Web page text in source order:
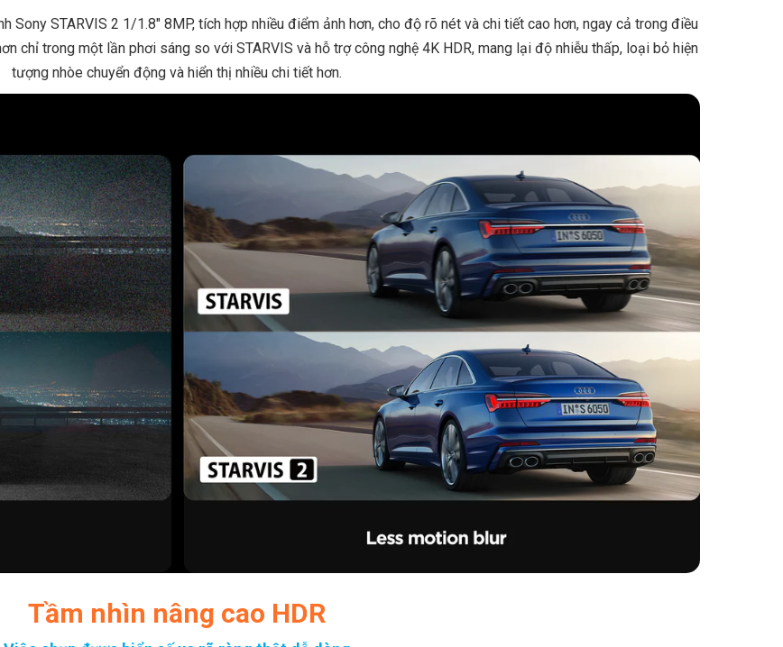
Sony STARVIS 2 1/1.8" 8MP, tích hợp nhiều điểm ảnh hơn, cho độ rõ nét và chi tiết cao hơn, ngay cả trong điều
chỉ trong một lần phơi sáng so với STARVIS và hỗ trợ công nghệ 4K HDR, mang lại độ nhiễu thấp, loại bỏ hiện
tượng nhòe chuyển động và hiển thị nhiều chi tiết hơn.
Tầm nhìn nâng cao HDR